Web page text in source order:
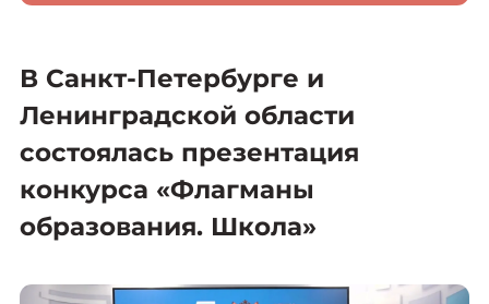
В Санкт-Петербурге и
Ленинградской области
состоялась презентация
конкурса «Флагманы
образования. Школа»